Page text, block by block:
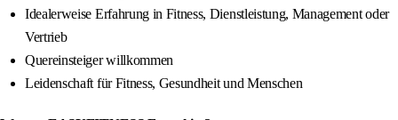
Idealerweise Erfahrung in Fitness, Dienstleistung, Management oder
Vertrieb
Quereinsteiger willkommen
Leidenschaft für Fitness, Gesundheit und Menschen